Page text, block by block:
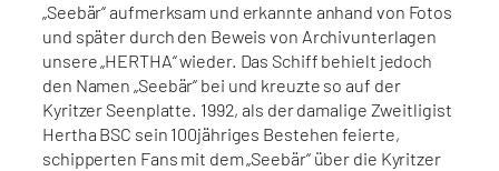
„Seebär“ aufmerksam und erkannte anhand von Fotos
und später durch den Beweis von Archivunterlagen
unsere „HERTHA“ wieder. Das Schiff behielt jedoch
den Namen „Seebär“ bei und kreuzte so auf der
Kyritzer Seenplatte. 1992, als der damalige Zweitligist
Hertha BSC sein 100jähriges Bestehen feierte,
schipperten Fans mit dem „Seebär“ über die Kyritzer